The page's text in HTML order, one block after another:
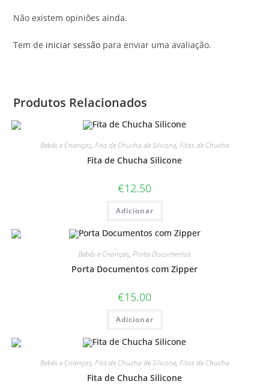
Não existem opiniões ainda.
Tem de iniciar sessão para enviar uma avaliação.
Produtos Relacionados
Bebés e Crianças, Fita de Chucha de Silicone, Fitas de Chucha
Fita de Chucha Silicone
€12.50
Adicionar
Bebés e Crianças, Porta Documentos
Porta Documentos com Zipper
€15.00
Adicionar
Bebés e Crianças, Fita de Chucha de Silicone, Fitas de Chucha
Fita de Chucha Silicone